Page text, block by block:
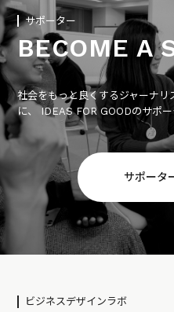
サポーター
BECOME A
社会をもっと良くするジャーナ
に、 IDEAS FOR GOODのサポー
サポータ
ビジネスデザインラボ